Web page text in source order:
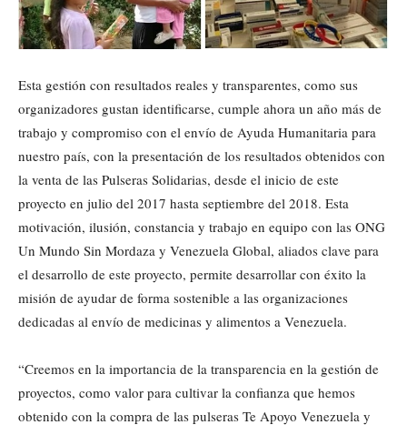
Esta gestión con resultados reales y transparentes, como sus
organizadores gustan identificarse, cumple ahora un año más de
trabajo y compromiso con el envío de Ayuda Humanitaria para
nuestro país, con la presentación de los resultados obtenidos con
la venta de las Pulseras Solidarias, desde el inicio de este
proyecto en julio del 2017 hasta septiembre del 2018. Esta
motivación, ilusión, constancia y trabajo en equipo con las ONG
Un Mundo Sin Mordaza y Venezuela Global, aliados clave para
el desarrollo de este proyecto, permite desarrollar con éxito la
misión de ayudar de forma sostenible a las organizaciones
dedicadas al envío de medicinas y alimentos a Venezuela.
“Creemos en la importancia de la transparencia en la gestión de
proyectos, como valor para cultivar la confianza que hemos
obtenido con la compra de las pulseras Te Apoyo Venezuela y